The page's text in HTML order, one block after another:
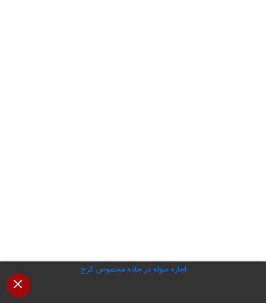
اجاره سوله در جاده مخصوص کرج